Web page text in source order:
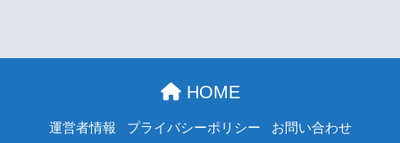
HOME
運営者情報 プライバシーポリシー お問い合わせ